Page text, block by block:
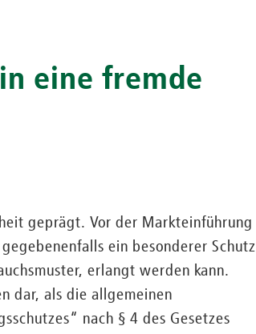
eine fremde
geprägt. Vor der Markteinführung
ein besonderer Schutz
erlangt werden kann.
dar, als die allgemeinen
nach § 4 des Gesetzes